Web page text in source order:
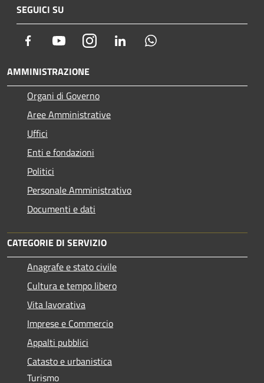
SEGUICI SU
Facebook YoutubeInstagram LinkedIn
AMMINISTRAZIONE
Organi di Governo
Aree Amministrative
Uffici
Enti e fondazioni
Politici
Personale Amministrativo
Documenti e dati
CATEGORIE DI SERVIZIO
Anagrafe e stato civile
Cultura e tempo libero
Vita lavorativa
Imprese e Commercio
Appalti pubblici
Catasto e urbanistica
Turismo